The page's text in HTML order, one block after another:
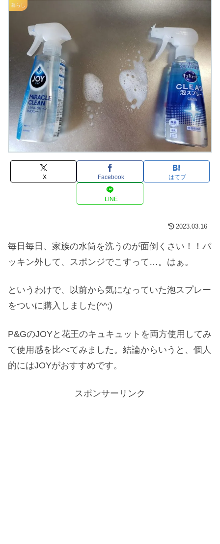
暮らし
X Facebook はてブ
LINE
2023.03.16
毎日毎日、家族の水筒を洗うのが面倒くさい！！パ
ッキン外して、スポンジでこすって…。はぁ。
というわけで、以前から気になっていた泡スプレー
をついに購入しました(^^;)
P&GのJOYと花王のキュキュットを両方使用してみ
て使用感を比べてみました。結論からいうと、個人
的にはJOYがおすすめです。
スポンサーリンク